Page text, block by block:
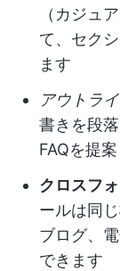
（カジュ
て、セク
ます
アウトラ
書きを段
FAQを提
クロスフ
ールは同
ブログ、
できます